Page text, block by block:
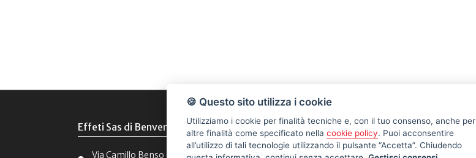
Effeti Sas di Benvenuti Tiziana e C.
Via Camillo Benso Conte di Cavour, 13 - 56034
LINK UTILI
Privacy Policy
🍪 Questo sito utilizza i cookie
Utilizziamo i cookie per finalità tecniche e, con il tuo consenso, anche per
altre finalità come specificato nella cookie policy. Puoi acconsentire
all’utilizzo di tali tecnologie utilizzando il pulsante “Accetta”. Chiudendo